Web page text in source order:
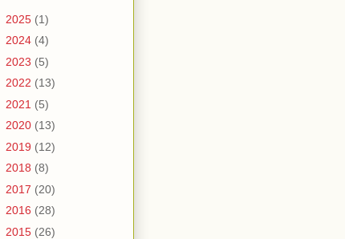
2025 (1)
2024 (4)
2023 (5)
2022 (13)
2021 (5)
2020 (13)
2019 (12)
2018 (8)
2017 (20)
2016 (28)
2015 (26)